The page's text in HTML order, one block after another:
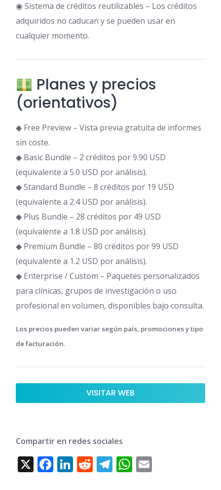
◉ Sistema de créditos reutilizables – Los créditos
adquiridos no caducan y se pueden usar en
cualquier momento.
Planes y precios
(orientativos)
◆ Free Preview – Vista previa gratuita de informes
sin coste.
◆ Basic Bundle – 2 créditos por 9.90 USD
(equivalente a 5.0 USD por análisis).
◆ Standard Bundle – 8 créditos por 19 USD
(equivalente a 2.4 USD por análisis).
◆ Plus Bundle – 28 créditos por 49 USD
(equivalente a 1.8 USD por análisis).
◆ Premium Bundle – 80 créditos por 99 USD
(equivalente a 1.2 USD por análisis).
◆ Enterprise / Custom – Paquetes personalizados
para clínicas, grupos de investigación o uso
profesional en volumen, disponibles bajo consulta.
Los precios pueden variar según país, promociones y tipo
de facturación.
VISITAR WEB
Compartir en redes sociales
X F Li R T W